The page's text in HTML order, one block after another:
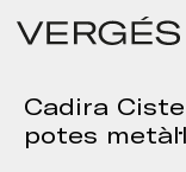
Cadira
potes